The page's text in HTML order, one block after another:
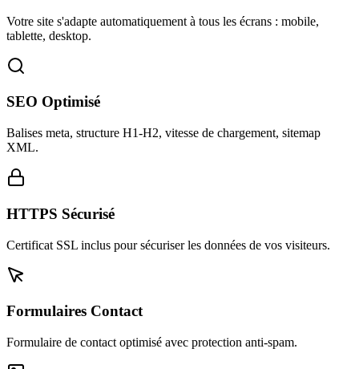
Votre site s'adapte automatiquement à tous les écrans : mobile,
tablette, desktop.
SEO Optimisé
Balises meta, structure H1-H2, vitesse de chargement, sitemap
XML.
HTTPS Sécurisé
Certificat SSL inclus pour sécuriser les données de vos visiteurs.
Formulaires Contact
Formulaire de contact optimisé avec protection anti-spam.